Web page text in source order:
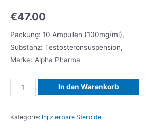
€47.00
Packung: 10 Ampullen (100mg/ml),
Substanz: Testosteronsuspension,
Marke: Alpha Pharma
Testobase
Menge
In den Warenkorb
Kategorie: Injizierbare Steroide